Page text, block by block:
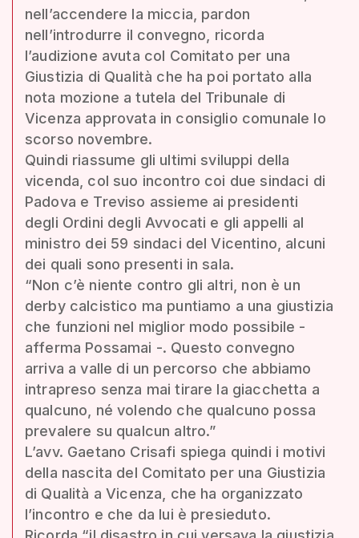
nell’accendere la miccia, pardon
nell’introdurre il convegno, ricorda
l’audizione avuta col Comitato per una
Giustizia di Qualità che ha poi portato alla
nota mozione a tutela del Tribunale di
Vicenza approvata in consiglio comunale lo
scorso novembre.
Quindi riassume gli ultimi sviluppi della
vicenda, col suo incontro coi due sindaci di
Padova e Treviso assieme ai presidenti
degli Ordini degli Avvocati e gli appelli al
ministro dei 59 sindaci del Vicentino, alcuni
dei quali sono presenti in sala.
“Non c’è niente contro gli altri, non è un
derby calcistico ma puntiamo a una giustizia
che funzioni nel miglior modo possibile -
afferma Possamai -. Questo convegno
arriva a valle di un percorso che abbiamo
intrapreso senza mai tirare la giacchetta a
qualcuno, né volendo che qualcuno possa
prevalere su qualcun altro.”
L’avv. Gaetano Crisafi spiega quindi i motivi
della nascita del Comitato per una Giustizia
di Qualità a Vicenza, che ha organizzato
l’incontro e che da lui è presieduto.